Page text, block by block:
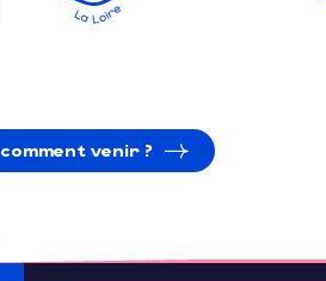
comment venir ?